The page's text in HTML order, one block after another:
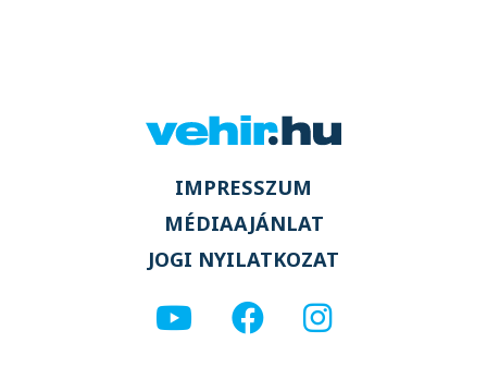
IMPRESSZUM
MÉDIAAJÁNLAT
JOGI NYILATKOZAT